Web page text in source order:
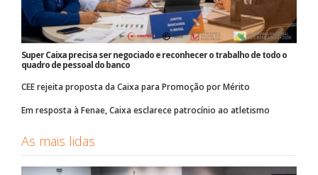
Super Caixa precisa ser negociado e reconhecer o trabalho de todo o
quadro de pessoal do banco
CEE rejeita proposta da Caixa para Promoção por Mérito
Em resposta à Fenae, Caixa esclarece patrocínio ao atletismo
As mais lidas